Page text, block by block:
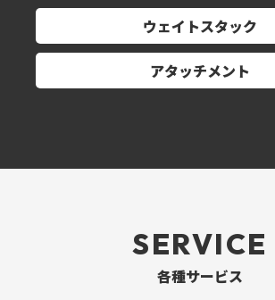
リカンベントバイク ×2
ダンベル1‐50㎏
パワーラック ×2
EZバー ×2
アジャスタブル・デクラインベ
ウェイトスタック
バイセプス/トライセプス
チェストプレス
レッグエクステンション
アタッチメント
ペアハンドル
ラットプルグリップ5種
SERVICE
各種サービス